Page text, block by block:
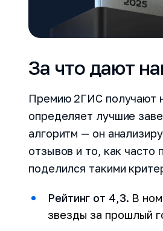
За что дают
Премию 2ГИС получают
определяет лучшие
алгоритм — он
отзывов и то, как часто
поделился такими
Рейтинг от 4,3. В
звезды за прошлый